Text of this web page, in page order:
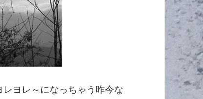
ヨレ～になっちゃう昨今な